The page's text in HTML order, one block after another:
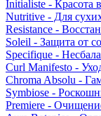
Initialiste - Красота
Nutritive - Для
Resistance -
Soleil - Защита от
Specifique -
Curl Manifesto -
Chroma Absolu -
Symbiose -
Premiere -